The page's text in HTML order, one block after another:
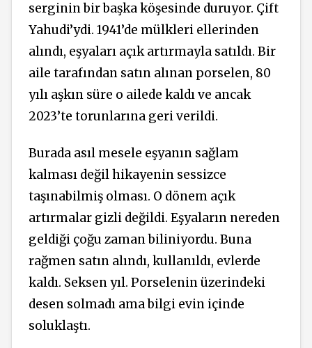
serginin bir başka köşesinde duruyor. Çift
Yahudi’ydi. 1941’de mülkleri ellerinden
alındı, eşyaları açık artırmayla satıldı. Bir
aile tarafından satın alınan porselen, 80
yılı aşkın süre o ailede kaldı ve ancak
2023’te torunlarına geri verildi.
Burada asıl mesele eşyanın sağlam
kalması değil hikayenin sessizce
taşınabilmiş olması. O dönem açık
artırmalar gizli değildi. Eşyaların nereden
geldiği çoğu zaman biliniyordu. Buna
rağmen satın alındı, kullanıldı, evlerde
kaldı. Seksen yıl. Porselenin üzerindeki
desen solmadı ama bilgi evin içinde
soluklaştı.